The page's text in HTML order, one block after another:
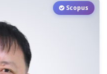
Scopus